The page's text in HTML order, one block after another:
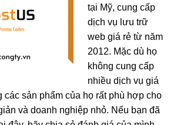
tại Mỹ, cung cấp
dịch vụ lưu trữ
web giá rẻ từ năm
2012. Mặc dù họ
không cung cấp
nhiều dịch vụ giá
các sản phẩm của họ rất phù hợp cho
và doanh nghiệp nhỏ. Nếu bạn đã